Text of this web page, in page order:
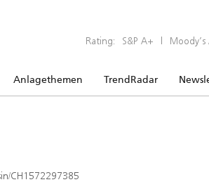
Rating: S&P A+ | Moody’s
Anlagethemen TrendRadar
CH1572297385